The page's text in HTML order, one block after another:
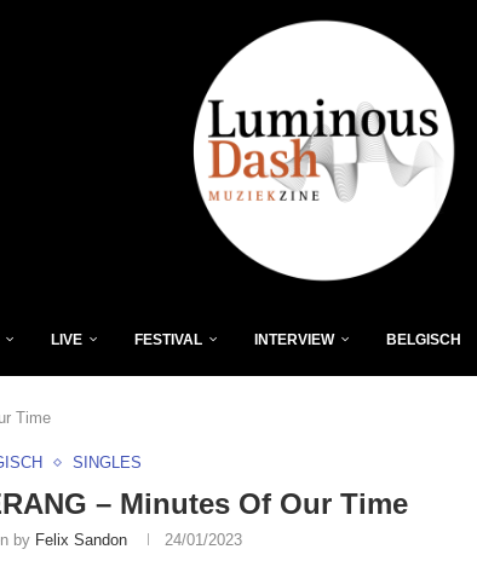
LIVE FESTIVAL INTERVIEW BELGISCH
Time
SINGLES
– Minutes Of Our Time
by Felix Sandon 24/01/2023